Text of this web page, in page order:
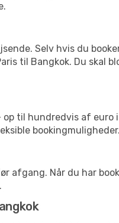
Selv hvis du
til Bangkok. Du skal
til hundredvis af
bookingmuligheder.
afgang. Når du har